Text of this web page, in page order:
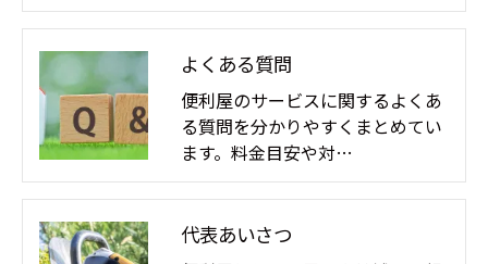
よくある質問
便利屋のサービスに関するよくあ
る質問を分かりやすくまとめてい
ます。料金目安や対…
代表あいさつ